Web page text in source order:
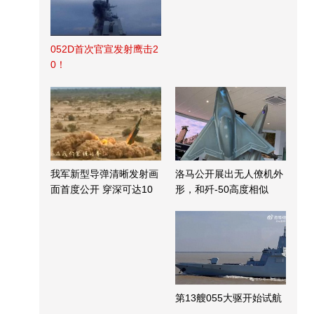
052D首次官宣发射鹰击2
0！
我军新型导弹清晰发射画
面首度公开 穿深可达10
洛马公开展出无人僚机外
形，和歼-50高度相似
第13艘055大驱开始试航